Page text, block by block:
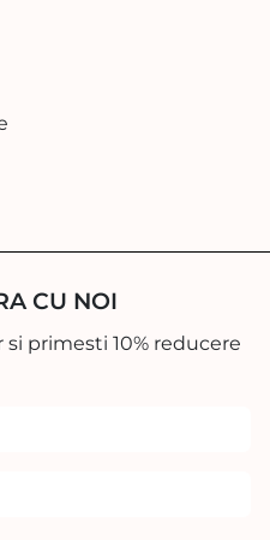
CU NOI
primesti 10% reducere